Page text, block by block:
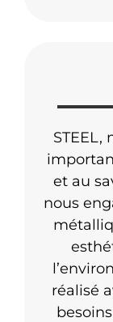
STEEL,
et au
nous
réalisé